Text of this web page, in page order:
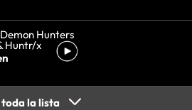
Hunters
Huntr/x
la lista